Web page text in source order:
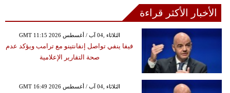
الأخبار الأكثر قراءة
GMT 11:15 2026 الثلاثاء ,04 آب / أغسطس
فيفا ينفي تواصل إنفانتينو مع ترامب ويؤكد عدم
صحة التقارير الإعلامية
GMT 16:49 2026 الثلاثاء ,04 آب / أغسطس